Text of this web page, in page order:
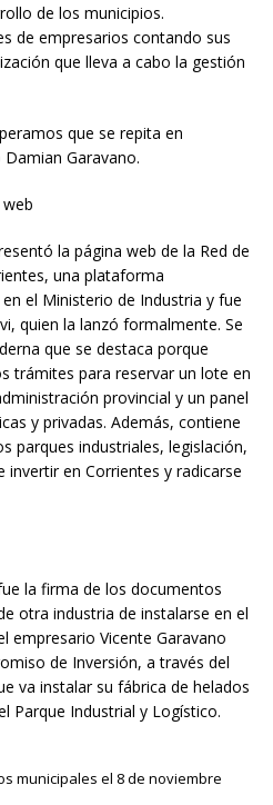
de los municipios.
de empresarios contando sus
que lleva a cabo la gestión
que se repita en
Garavano.
la página web de la Red de
una plataforma
el Ministerio de Industria y fue
quien la lanzó formalmente. Se
que se destaca porque
trámites para reservar un lote en
provincial y un panel
y privadas. Además, contiene
parques industriales, legislación,
en Corrientes y radicarse
la firma de los documentos
otra industria de instalarse en el
empresario Vicente Garavano
de Inversión, a través del
va instalar su fábrica de helados
Parque Industrial y Logístico.
municipales el 8 de noviembre